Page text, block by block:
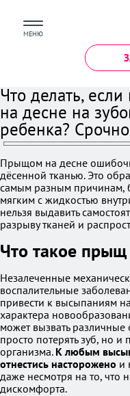
МЕНЮ
Что делать,
на десне на
ребенка?
Прыщом на десне
дёсенной тканью. Это
самым разным причинам,
мягким с жидкостью
нельзя выдавить
разрыву тканей и
Что такое прыщ
Незалеченные
воспалительные
привести к высыпаниям
характера
может вызвать
просто потерять зуб, но
организма. К любым
отнестись насторожено и
даже несмотря на то, что
дискомфорта.